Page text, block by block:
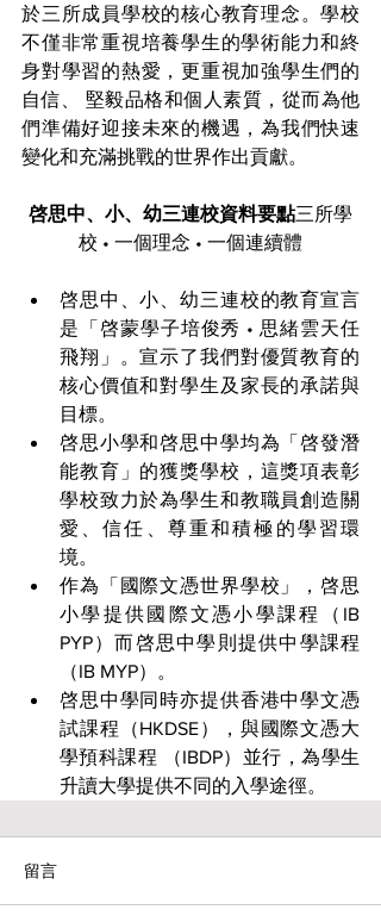
於三所成員學校的核心教育理念。學校
不僅非常重視培養學生的學術能力和終
身對學習的熱愛，更重視加強學生們的
自信、 堅毅品格和個人素質，從而為他
們準備好迎接未來的機遇，為我們快速
變化和充滿挑戰的世界作出貢獻。
啓思中、小、幼三連校資料要點三所學
校 • 一個理念 • 一個連續體
啓思中、小、幼三連校的教育宣言
是「啓蒙學子培俊秀 • 思緒雲天任
飛翔」。宣示了我們對優質教育的
核心價值和對學生及家長的承諾與
目標。
啓思小學和啓思中學均為「啓發潛
能教育」的獲獎學校，這獎項表彰
學校致力於為學生和教職員創造關
愛、信任、尊重和積極的學習環
境。
作為「國際文憑世界學校」，啓思
小學提供國際文憑小學課程（IB
PYP）而啓思中學則提供中學課程
（IB MYP）。
啓思中學同時亦提供香港中學文憑
試課程（HKDSE），與國際文憑大
學預科課程 （IBDP）並行，為學生
升讀大學提供不同的入學途徑。
留言